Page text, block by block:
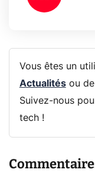
Vous êtes un
Actualitésou de
Suivez-nous
tech !